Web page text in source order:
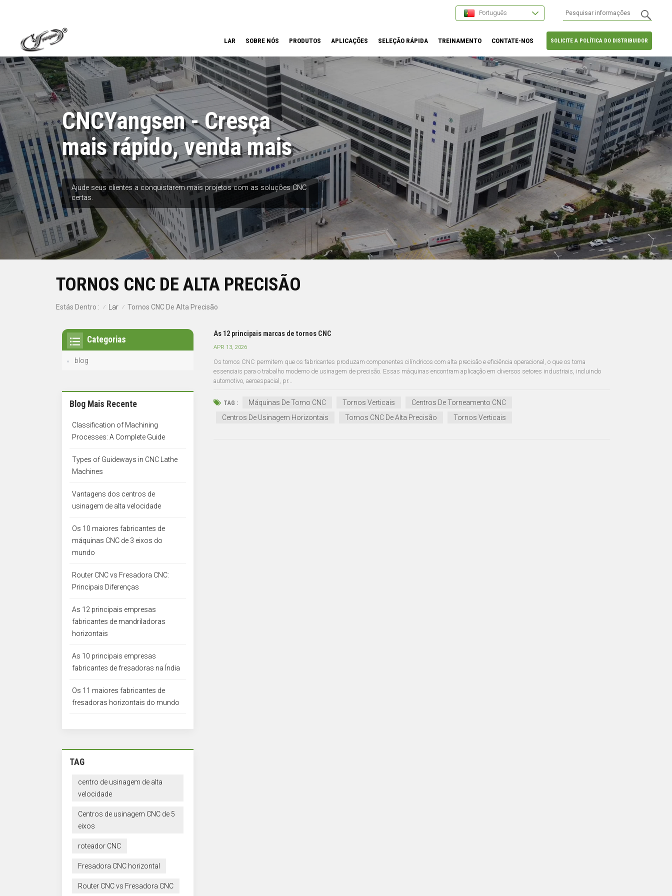
Português
SOLICITE A POLÍTICA DO DISTRIBUIDOR
LAR SOBRE NÓS PRODUTOS APLICAÇÕES SELEÇÃO RÁPIDA TREINAMENTO CONTATE-NOS
CNCYangsen - Cresça
mais rápido, venda mais
Ajude seus clientes a conquistarem mais projetos com as soluções CNC
certas.
TORNOS CNC DE ALTA PRECISÃO
Estás Dentro : / Lar / Tornos CNC De Alta Precisão
As 12 principais marcas de tornos CNC
APR 13, 2026
Os tornos CNC permitem que os fabricantes produzam componentes cilíndricos com alta precisão e eficiência operacional, o que os torna
essenciais para o trabalho moderno de usinagem de precisão. Essas máquinas encontram aplicação em diversos setores industriais, incluindo
automotivo, aeroespacial, pr...
TAG : Máquinas De Torno CNC Tornos Verticais
Centros De Torneamento CNC
Centros De Usinagem Horizontais
Tornos CNC De Alta Precisão Tornos Verticais
Categorias
blog
Blog Mais Recente
Classification of Machining
Processes: A Complete Guide
Types of Guideways in CNC Lathe
Machines
Vantagens dos centros de
usinagem de alta velocidade
Os 10 maiores fabricantes de
máquinas CNC de 3 eixos do
mundo
Router CNC vs Fresadora CNC:
Principais Diferenças
As 12 principais empresas
fabricantes de mandriladoras
horizontais
As 10 principais empresas
fabricantes de fresadoras na Índia
Os 11 maiores fabricantes de
fresadoras horizontais do mundo
TAG
centro de usinagem de alta
velocidade
Centros de usinagem CNC de 5
eixos
roteador CNC
Fresadora CNC horizontal
Router CNC vs Fresadora CNC